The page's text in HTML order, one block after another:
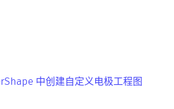
中创建自定义电极工程图